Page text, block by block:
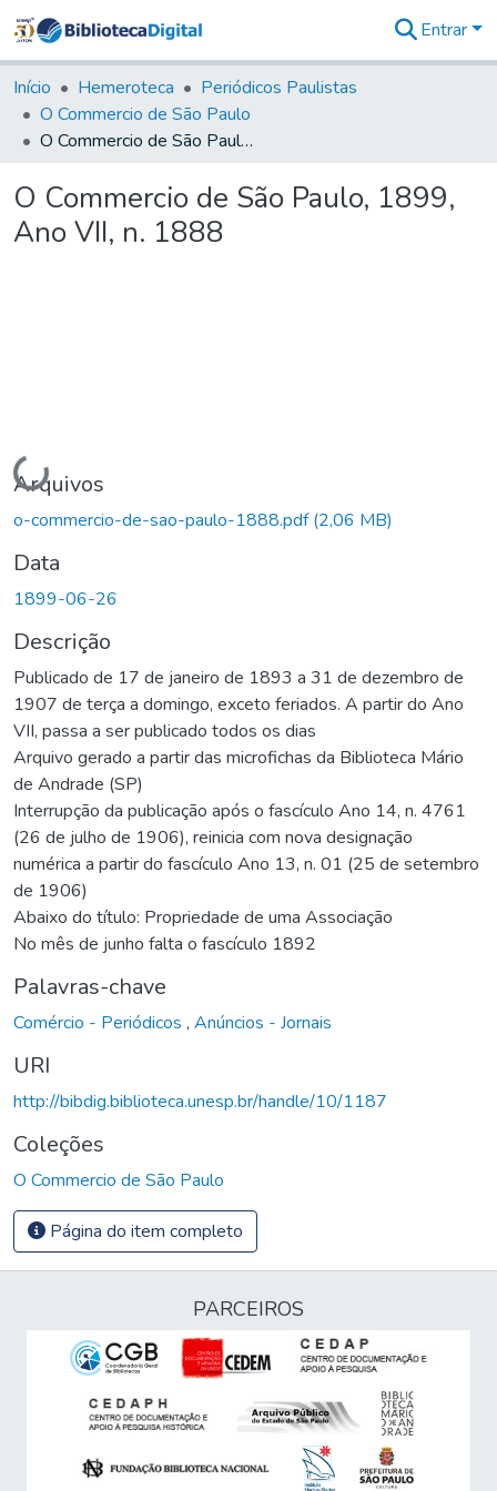
&
Coleções
Tudo na
Biblioteca
Estatísticas
Entrar
Início Hemeroteca
Periódicos Paulistas
O Commercio de São Paulo
O Commercio de São Paulo, 1899, Ano VII, n. 1888
O Commercio de São Paulo, 1899,
Ano VII, n. 1888
Carregando...
Arquivos
o-commercio-de-sao-paulo-1888.pdf(2,06 MB)
Data
1899-06-26
Descrição
Publicado de 17 de janeiro de 1893 a 31 de dezembro de
1907 de terça a domingo, exceto feriados. A partir do Ano
VII, passa a ser publicado todos os dias
Arquivo gerado a partir das microfichas da Biblioteca Mário
de Andrade (SP)
Interrupção da publicação após o fascículo Ano 14, n. 4761
(26 de julho de 1906), reinicia com nova designação
numérica a partir do fascículo Ano 13, n. 01 (25 de setembro
de 1906)
Abaixo do título: Propriedade de uma Associação
No mês de junho falta o fascículo 1892
Palavras-chave
Comércio - Periódicos , Anúncios - Jornais
URI
http://bibdig.biblioteca.unesp.br/handle/10/1187
Coleções
O Commercio de São Paulo
Página do item completo
PARCEIROS